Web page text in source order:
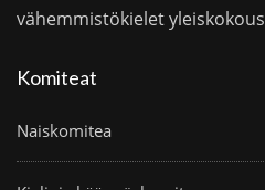
vähemmistökieletyleiskokous
Komiteat
Naiskomitea